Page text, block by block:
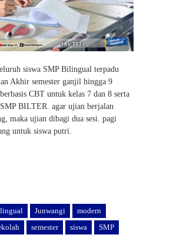
siswa SMP Bilingual terpadu
Akhir semester ganjil hingga 9
CBT untuk kelas 7 dan 8 serta
BILTER. agar ujian berjalan
maka ujian dibagi dua sesi. pagi
untuk siswa putri.
Junwangi
modern
semester siswa
SMP